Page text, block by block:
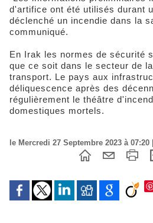
d'artifice ont été utilisés durant
déclenché un incendie dans la
communiqué.
En Irak les normes de sécurité
que ce soit dans le secteur de
transport. Le pays aux
déliquescence après des
régulièrement le théâtre
domestiques mortels.
le Mercredi 27 Septembre 2023 à